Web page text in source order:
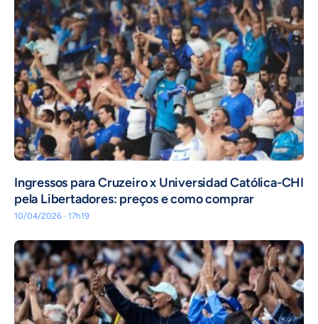
Ingressos para Cruzeiro x Universidad Católica-CHI
pela Libertadores: preços e como comprar
10/04/2026 · 17h19